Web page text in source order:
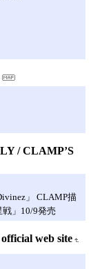
/ CLAMP’S
」 CLAMP描
戦」10/9発売
web site